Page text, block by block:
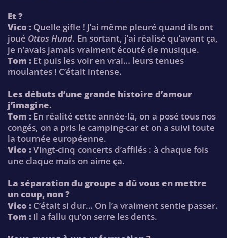
Et ?
Vico : Quelle gifle ! J’ai même pleuré quand ils ont
joué Ottos Hund. En sortant, j’ai réalisé qu’avant ça,
je n’avais jamais vraiment écouté de musique.
Tom : Et puis les voir en vrai… leurs tenues
moulantes ! C’était intense.
Les débuts d’une grande histoire d’amour
j’imagine.
Tom : En réalité cette année-là, on a posé tous nos
congés, on a pris le camping-car et on a suivi toute
la tournée européenne.
Vico : Vingt-cinq concerts d’affilés : à chaque fois
une claque mais on aime ça.
La séparation du groupe a dû vous en mettre
un coup, non ?
Vico : C’était si dur… On l’a vraiment sentie passer.
Tom : Il a fallu qu’on serre les dents.